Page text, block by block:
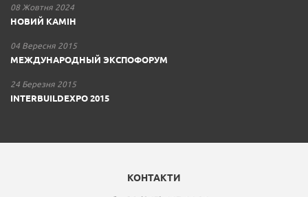
08 Жовтня 2024
НОВИЙ КАМІН
04 Вересня 2015
МЕЖДУНАРОДНЫЙ ЭКСПОФОРУМ
24 Березня 2015
INTERBUILDEXPO 2015
КОНТАКТИ